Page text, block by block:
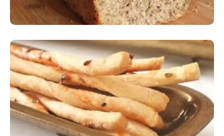
Comer Bem: Palitinhos De Cebola E Salsa